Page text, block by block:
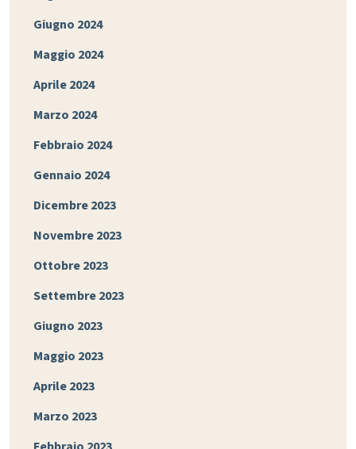
Giugno 2024
Maggio 2024
Aprile 2024
Marzo 2024
Febbraio 2024
Gennaio 2024
Dicembre 2023
Novembre 2023
Ottobre 2023
Settembre 2023
Giugno 2023
Maggio 2023
Aprile 2023
Marzo 2023